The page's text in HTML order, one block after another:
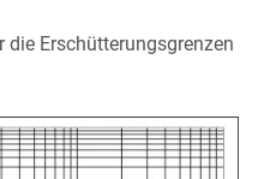
Erschütterungsgrenzen